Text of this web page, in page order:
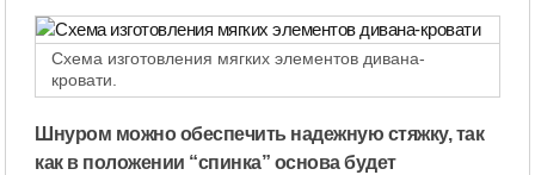
Схема изготовления мягких элементов дивана-
кровати.
Шнуром можно обеспечить надежную стяжку, так
как в положении “спинка” основа будет